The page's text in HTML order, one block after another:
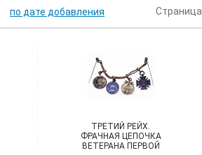
по дате добавления Страница
ТРЕТИЙ РЕЙХ.
ФРАЧНАЯ ЦЕПОЧКА
ВЕТЕРАНА ПЕРВОЙ